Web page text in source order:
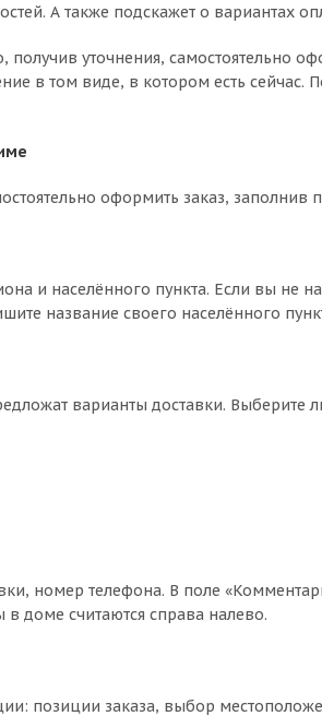
А также подскажет о вариантах
получив уточнения, самостоятельно
в том виде, в котором есть сейчас.
оформить заказ, заполнив
и населённого пункта. Если вы не
название своего населённого
варианты доставки. Выберите
номер телефона. В поле
доме считаются справа налево.
позиции заказа, выбор